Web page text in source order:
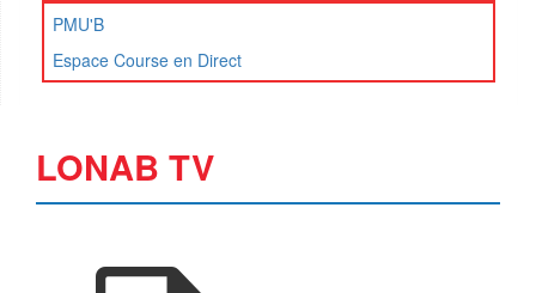
PMU'B
Espace Course en Direct
LONAB TV